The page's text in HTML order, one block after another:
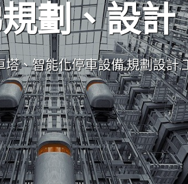
劃、設計
、智能化停車設備,規劃設計,